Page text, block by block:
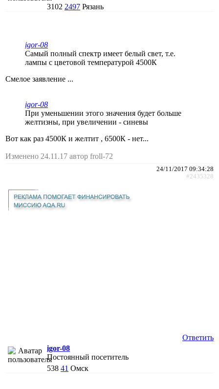
3102 2497 Рязань
igor-08
Самый полный спектр имеет белый свет, т.е.
лампы с цветовой температурой 4500К
Смелое заявление ...
igor-08
При уменьшении этого значения будет больше
желтизны, при увеличении - синевы
Вот как раз 4500К и желтит , 6500К - нет...
Изменено 24.11.17 автор froll-72
24/11/2017 09:34:28
#2435328
Ответить
igor-08
Постоянный посетитель
538 41 Омск